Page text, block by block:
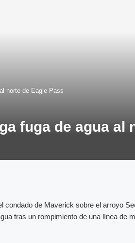
norte de Eagle Pass
fuga de agua al
condado de Maverick sobre el arroyo
tras un rompimiento de una línea de